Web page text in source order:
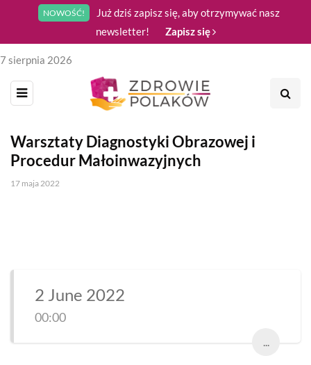
NOWOŚĆ!
Już dziś zapisz się, aby otrzymywać nasz
newsletter!
Zapisz się
7 sierpnia 2026
Warsztaty Diagnostyki Obrazowej i
Procedur Małoinwazyjnych
17 maja 2022
2 June 2022
00:00